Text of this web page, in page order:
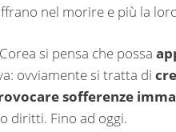
nel morire e più la
si pensa che possa
ovviamente si tratta di
sofferenze
diritti. Fino ad oggi.